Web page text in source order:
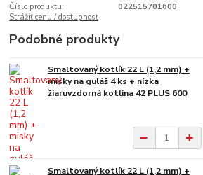
Číslo produktu:
022515701600
Strážiť cenu / dostupnosť
Podobné produkty
Smaltovaný kotlík 22 L (1,2 mm) +
misky na guláš 4 ks + nízka
žiaruvzdorná kotlina 42 PLUS 600
Smaltovaný kotlík 22 L (1,2 mm) +